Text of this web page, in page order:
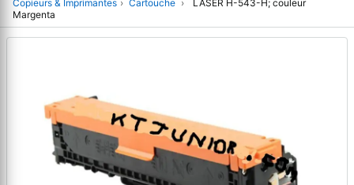
Copieurs & Imprimantes › Cartouche ›
LASER H-543-H; couleur
Margenta